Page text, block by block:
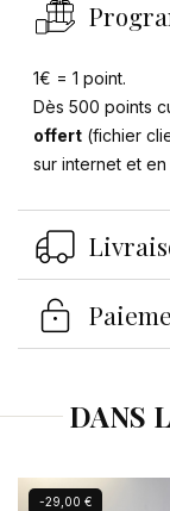
1€ = 1 point.
Dès 500 points
offert(fichier
sur internet et
DANS
-29,00 €
Se
Vous devez
produits dans